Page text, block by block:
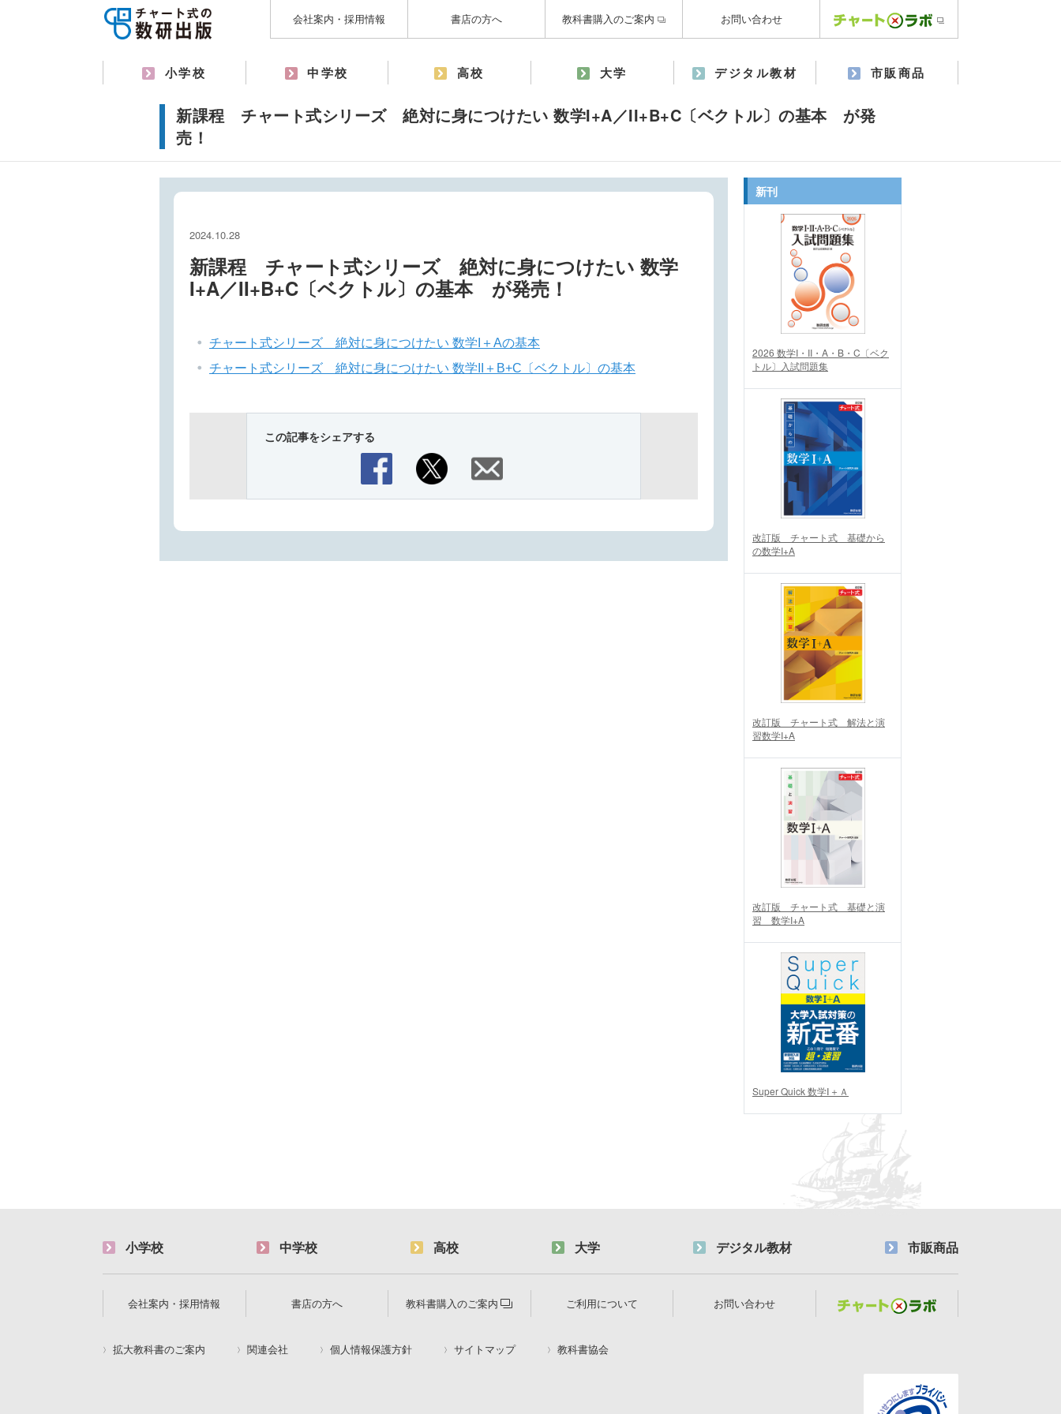
会社案内・採用情報 書店の方へ 教科書購入のご案内 お問い合わせ
小学校 中学校 高校 大学 デジタル教材 市販商品
新課程 チャート式シリーズ 絶対に身につけたい 数学I+A／II+B+C〔ベクトル〕の基本 が発
売！
新課程 チャート式シリーズ 絶対に身につけたい 数学
I+A／II+B+C〔ベクトル〕の基本 が発売！
2024.10.28
チャート式シリーズ 絶対に身につけたい 数学I＋Aの基本
チャート式シリーズ 絶対に身につけたい 数学II＋B+C〔ベクトル〕の基本
この記事をシェアする
新刊
2026 数学I・II・A・B・C〔ベク
トル〕入試問題集
改訂版 チャート式 基礎から
の数学I+A
改訂版 チャート式 解法と演
習数学I+A
改訂版 チャート式 基礎と演
習 数学I+A
Super Quick 数学Ⅰ＋Ａ
小学校 中学校 高校 大学 デジタル教材 市販商品
会社案内・採用情報 書店の方へ 教科書購入のご案内 ご利用について お問い合わせ
拡大教科書のご案内 関連会社 個人情報保護方針 サイトマップ 教科書協会